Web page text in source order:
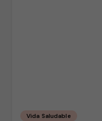
Vida Saludable